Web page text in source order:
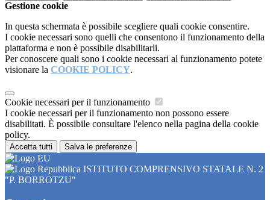
Gestione cookie
In questa schermata è possibile scegliere quali cookie consentire.
I cookie necessari sono quelli che consentono il funzionamento della
piattaforma e non è possibile disabilitarli.
Per conoscere quali sono i cookie necessari al funzionamento potete
visionare la COOKIE POLICY.
Cookie necessari per il funzionamento
I cookie necessari per il funzionamento non possono essere
disabilitati. È possibile consultare l'elenco nella pagina della cookie
policy.
Accetta tutti Salva le preferenze
ISTITUTO COMPRENSIVO STATALE N. 2
"P. BORROTZU"